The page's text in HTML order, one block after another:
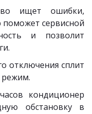
ищет ошибки,
поможет сервисной
и позволит
отключения сплит
режим.
кондиционер
обстановку в